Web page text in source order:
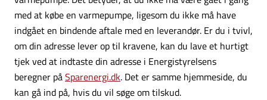
med at købe en varmepumpe, ligesom du ikke må have
indgået en bindende aftale med en leverandør. Er du i tvivl,
om din adresse lever op til kravene, kan du lave et hurtigt
tjek ved at indtaste din adresse i Energistyrelsens
beregner påSparenergi.dk. Det er samme hjemmeside, du
kan gå ind på, hvis du vil søge om tilskud.